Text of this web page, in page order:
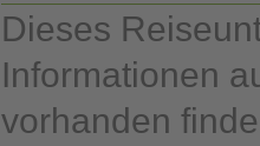
Dieses
Informationen
vorhanden